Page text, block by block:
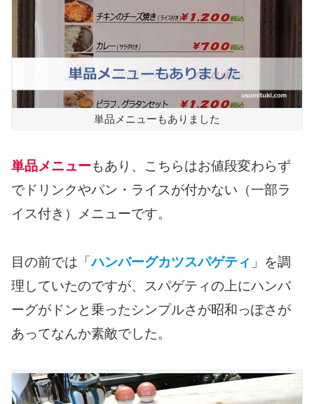
単品メニューもありました
単品メニューもあり、こちらはお値段変わらず
でドリンクやパン・ライスが付かない（一部ラ
イス付き）メニューです。
目の前では「ハンバーグカツスパゲティ 」を調
理していたのですが、スパゲティの上にハンバ
ーグがドンと乗ったシンプルさが昭和っぽさが
あってなんか素敵でした。